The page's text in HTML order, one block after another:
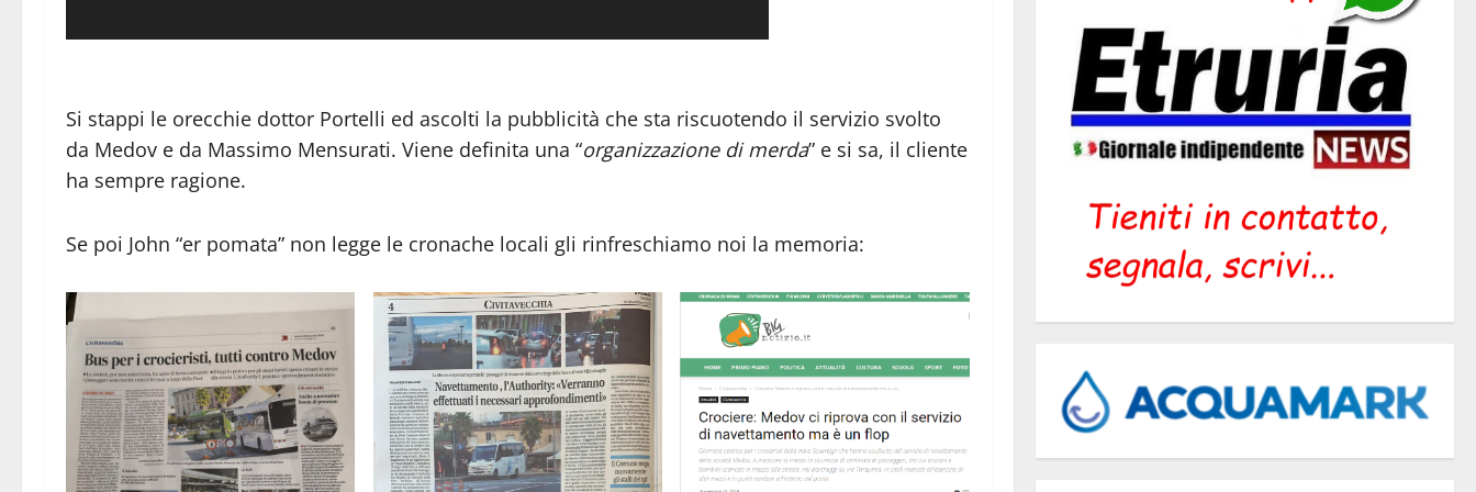
Si stappi le orecchie dottor Portelli ed ascolti la pubblicità che sta riscuotendo il servizio svolto
da Medov e da Massimo Mensurati. Viene definita una “organizzazione di merda” e si sa, il cliente
ha sempre ragione.
Se poi John “er pomata” non legge le cronache locali gli rinfreschiamo noi la memoria: